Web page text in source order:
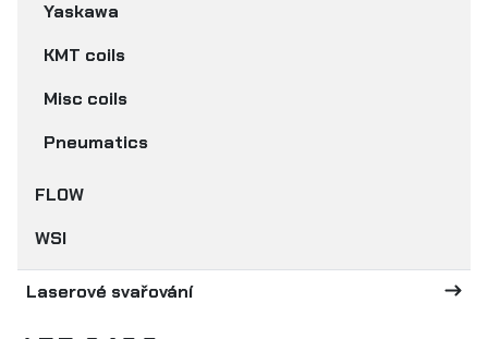
Yaskawa
KMT coils
Misc coils
Pneumatics
FLOW
WSI
Laserové svařování